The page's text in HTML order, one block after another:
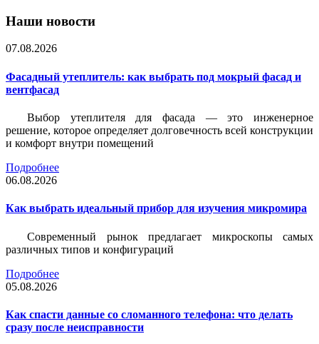
Наши новости
07.08.2026
Фасадный утеплитель: как выбрать под мокрый фасад и
вентфасад
Выбор утеплителя для фасада — это инженерное
решение, которое определяет долговечность всей конструкции
и комфорт внутри помещений
Подробнее
06.08.2026
Как выбрать идеальный прибор для изучения микромира
Современный рынок предлагает микроскопы самых
различных типов и конфигураций
Подробнее
05.08.2026
Как спасти данные со сломанного телефона: что делать
сразу после неисправности